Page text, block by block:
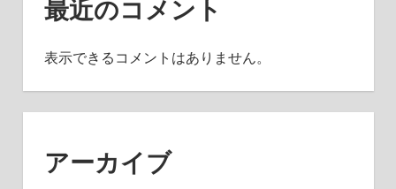
最近のコメント
表示できるコメントはありません。
アーカイブ